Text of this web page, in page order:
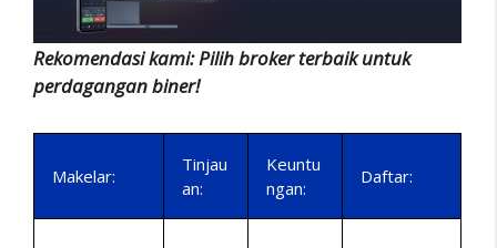
Rekomendasi kami: Pilih broker terbaik untuk
perdagangan biner!
Makelar:
Tinjau
an:
Keuntu
ngan:
Daftar: